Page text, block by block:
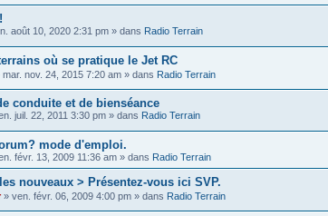
août 10, 2020 2:31 pm » dans Radio Terrain
où se pratique le Jet RC
mar. nov. 24, 2015 7:20 am » dans Radio Terrain
conduite et de bienséance
juil. 22, 2011 3:30 pm » dans Radio Terrain
mode d'emploi.
févr. 13, 2009 11:36 am » dans Radio Terrain
nouveaux > Présentez-vous ici SVP.
» ven. févr. 06, 2009 4:00 pm » dans Radio Terrain